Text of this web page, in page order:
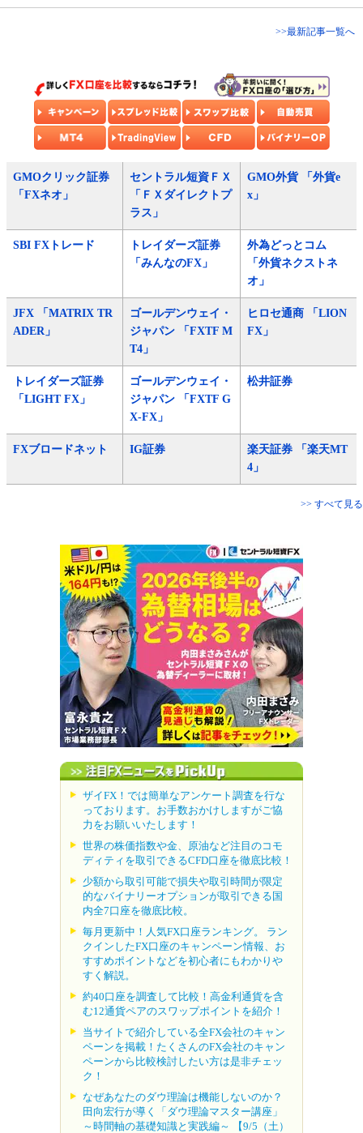
>>最新記事一覧へ
GMOクリック証券
「FXネオ」
セントラル短資ＦＸ
「ＦＸダイレクトプ
ラス」
GMO外貨 「外貨e
x」
SBI FXトレード
トレイダーズ証券
「みんなのFX」
外為どっとコム
「外貨ネクストネ
オ」
JFX 「MATRIX TR
ADER」
ゴールデンウェイ・
ジャパン 「FXTF M
T4」
ヒロセ通商 「LION
FX」
トレイダーズ証券
「LIGHT FX」
ゴールデンウェイ・
ジャパン 「FXTF G
X-FX」
松井証券
FXブロードネット IG証券
楽天証券 「楽天MT
4」
>> すべて見る
ザイFX！では簡単なアンケート調査を行な
っております。お手数おかけしますがご協
力をお願いいたします！
世界の株価指数や金、原油など注目のコモ
ディティを取引できるCFD口座を徹底比較！
少額から取引可能で損失や取引時間が限定
的なバイナリーオプションが取引できる国
内全7口座を徹底比較。
毎月更新中！人気FX口座ランキング。 ラン
クインしたFX口座のキャンペーン情報、お
すすめポイントなどを初心者にもわかりや
すく解説。
約40口座を調査して比較！高金利通貨を含
む12通貨ペアのスワップポイントを紹介！
当サイトで紹介している全FX会社のキャン
ペーンを掲載！たくさんのFX会社のキャン
ペーンから比較検討したい方は是非チェッ
ク！
なぜあなたのダウ理論は機能しないのか？
田向宏行が導く「ダウ理論マスター講座」
～時間軸の基礎知識と実践編～ 【9/5（土）